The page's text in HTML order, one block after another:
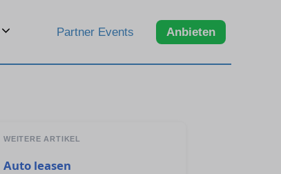
Partner Events Anbieten
WEITERE ARTIKEL
Auto leasen